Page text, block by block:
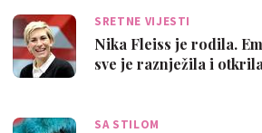
SRETNE VIJESTI
Nika Fleiss je rodila.
sve je raznježila i
SA STILOM